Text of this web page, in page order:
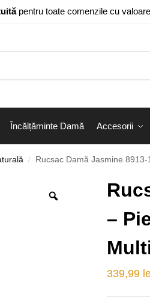
pentru toate comenzile cu
Încălțăminte Damă Accesorii
/ Rucsac Damă Jasmine
–
339,99